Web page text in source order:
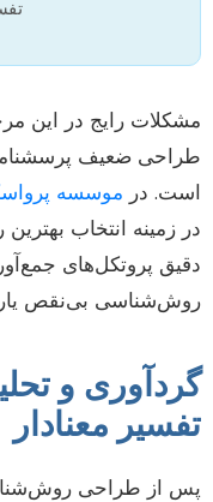
مشکلات رایج در این
طراحی ضعیف
است. در موسسه
در زمینه انتخاب
دقیق پروتکل‌های
روش‌شناسی بی‌نقص
گردآوری و
تفسیر معنادار
پس از طراحی